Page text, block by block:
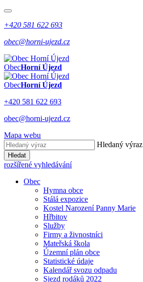
+420 581 622 693
obec@horni-ujezd.cz
ObecHorní Újezd
ObecHorní Újezd
+420 581 622 693
obec@horni-ujezd.cz
Mapa webu
Hledaný výraz
Hledat
rozšířené vyhledávání
Obec
Hymna obce
Stálá expozice
Kostel Narození Panny Marie
Hřbitov
Služby
Firmy a živnostníci
Mateřská škola
Územní plán obce
Statistické údaje
Kalendář svozu odpadu
Sjezd rodáků 2022